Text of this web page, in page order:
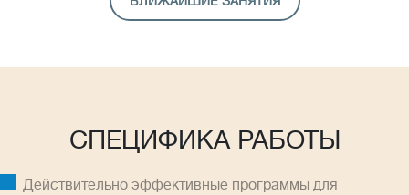
СПЕЦИФИКА РАБОТЫ
Действительно эффективные программы для